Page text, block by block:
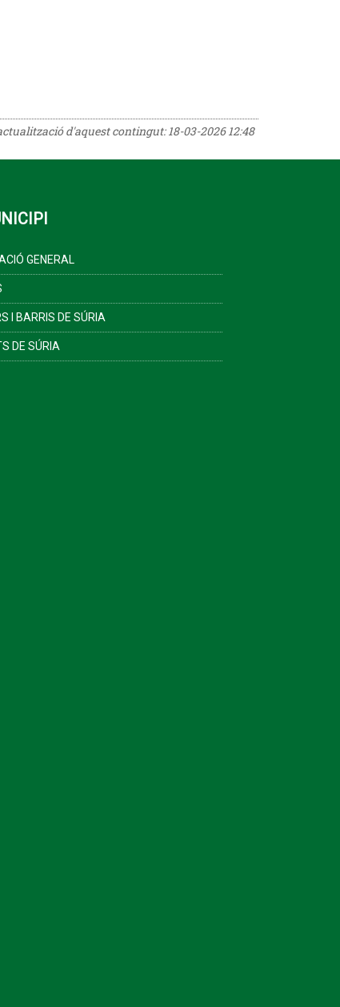
d'aquest contingut:18-03-2026 12:48
GENERAL
I BARRIS DE SÚRIA
DE SÚRIA